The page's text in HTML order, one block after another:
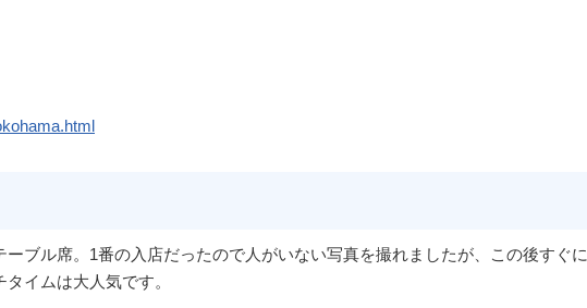
ーブル席。1番の入店だったので人がいない写真を撮れましたが、この後すぐに
イムは大人気です。